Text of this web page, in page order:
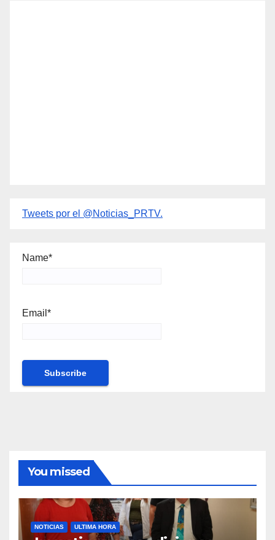
Tweets por el @Noticias_PRTV.
Name*
Email*
You missed
NOTICIAS ULTIMA HORA